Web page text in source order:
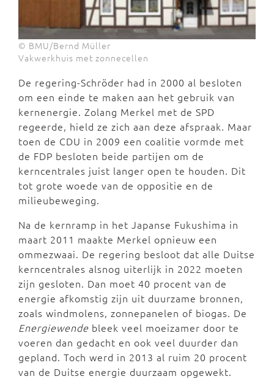
© BMU/Bernd Müller
Vakwerkhuis met zonnecellen
De regering-Schröder had in 2000 al besloten
om een einde te maken aan het gebruik van
kernenergie. Zolang Merkel met de SPD
regeerde, hield ze zich aan deze afspraak. Maar
toen de CDU in 2009 een coalitie vormde met
de FDP besloten beide partijen om de
kerncentrales juist langer open te houden. Dit
tot grote woede van de oppositie en de
milieubeweging.
Na de kernramp in het Japanse Fukushima in
maart 2011 maakte Merkel opnieuw een
ommezwaai. De regering besloot dat alle Duitse
kerncentrales alsnog uiterlijk in 2022 moeten
zijn gesloten. Dan moet 40 procent van de
energie afkomstig zijn uit duurzame bronnen,
zoals windmolens, zonnepanelen of biogas. De
Energiewende bleek veel moeizamer door te
voeren dan gedacht en ook veel duurder dan
gepland. Toch werd in 2013 al ruim 20 procent
van de Duitse energie duurzaam opgewekt.